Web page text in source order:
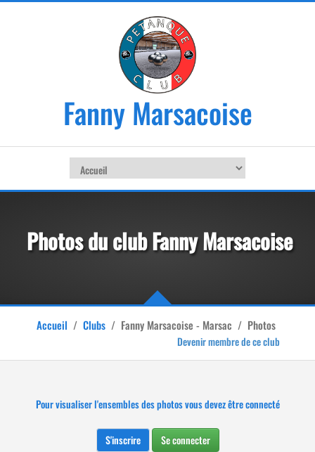
Fanny Marsacoise
Photos du club Fanny Marsacoise
Accueil / Clubs / Fanny Marsacoise - Marsac / Photos
Devenir membre de ce club
Pour visualiser l'ensembles des photos vous devez être connecté
S'inscrire Se connecter